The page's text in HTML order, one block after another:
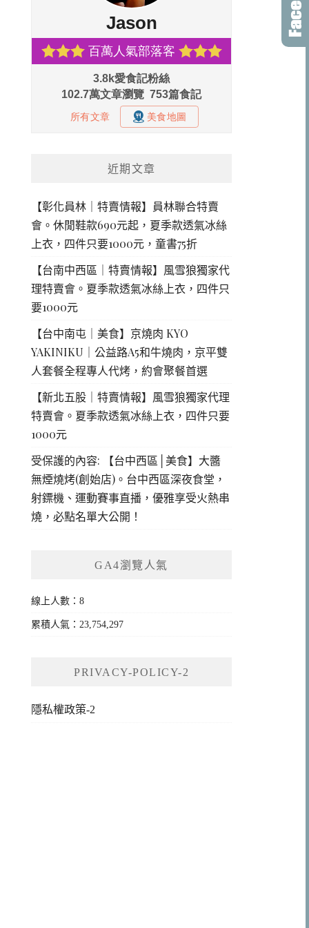
近期文章
【彰化員林｜特賣情報】員林聯合特賣
會。休閒鞋款690元起，夏季款透氣冰絲
上衣，四件只要1000元，童書75折
【台南中西區｜特賣情報】風雪狼獨家代
理特賣會。夏季款透氣冰絲上衣，四件只
要1000元
【台中南屯｜美食】京燒肉 KYO
YAKINIKU｜公益路A5和牛燒肉，京平雙
人套餐全程專人代烤，約會聚餐首選
【新北五股｜特賣情報】風雪狼獨家代理
特賣會。夏季款透氣冰絲上衣，四件只要
1000元
受保護的內容: 【台中西區│美食】大醬
無煙燒烤(創始店)。台中西區深夜食堂，
射鏢機、運動賽事直播，優雅享受火熱串
燒，必點名單大公開！
GA4瀏覽人氣
線上人數：8
累積人氣：23,754,297
PRIVACY-POLICY-2
隱私權政策-2